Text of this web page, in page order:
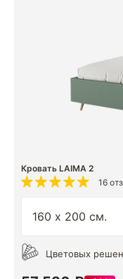
Кровать LAIMA 2
16
Цветовых